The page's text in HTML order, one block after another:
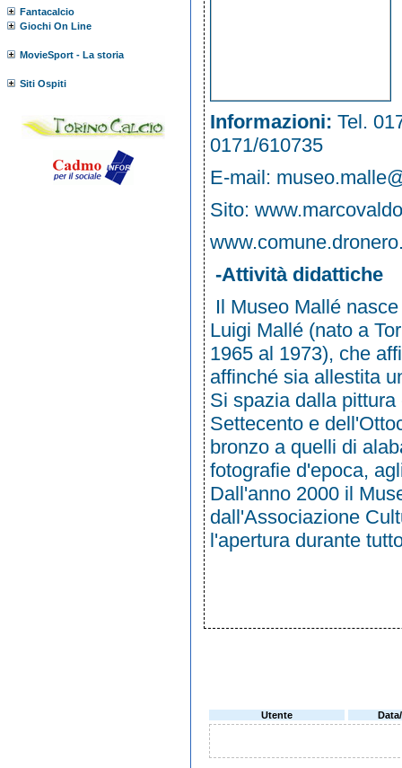
Fantacalcio
Giochi On Line
MovieSport - La storia
Siti Ospiti
Informazioni: Tel.
0171/610735
E-mail:
Sito:
-Attività didattiche
Il Museo Mallé
Luigi Mallé (nato a
1965 al 1973), che
affinché sia allestita
Si spazia dalla
Settecento e
bronzo a quelli di
fotografie d'epoca,
Dall'anno 2000 il
dall'Associazione
l'apertura durante
Utente